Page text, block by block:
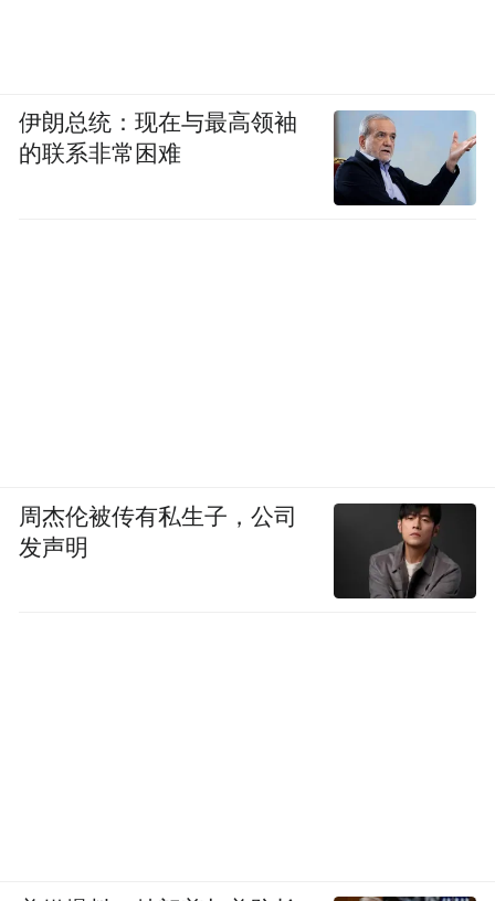
伊朗总统：现在与最高领袖
的联系非常困难
周杰伦被传有私生子，公司
发声明